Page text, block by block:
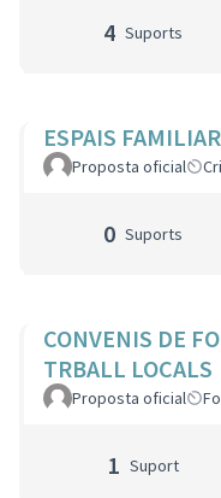
4 Suports
ESPAIS
Proposta oficial
0 Suports
CONVENIS DE
TRBALL LOCALS
Proposta oficial
1 Suport